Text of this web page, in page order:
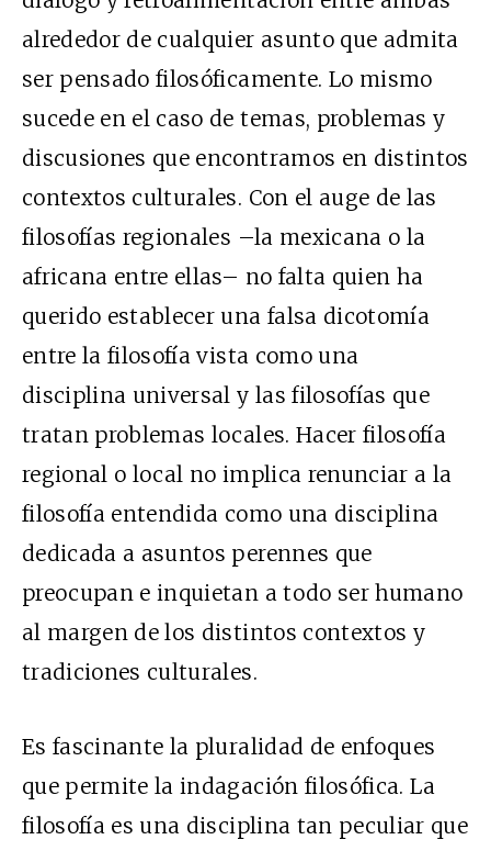
alrededor de cualquier asunto que admita
ser pensado filosóficamente. Lo mismo
sucede en el caso de temas, problemas y
discusiones que encontramos en distintos
contextos culturales. Con el auge de las
filosofías regionales –la mexicana o la
africana entre ellas– no falta quien ha
querido establecer una falsa dicotomía
entre la filosofía vista como una
disciplina universal y las filosofías que
tratan problemas locales. Hacer filosofía
regional o local no implica renunciar a la
filosofía entendida como una disciplina
dedicada a asuntos perennes que
preocupan e inquietan a todo ser humano
al margen de los distintos contextos y
tradiciones culturales.
Es fascinante la pluralidad de enfoques
que permite la indagación filosófica. La
filosofía es una disciplina tan peculiar que